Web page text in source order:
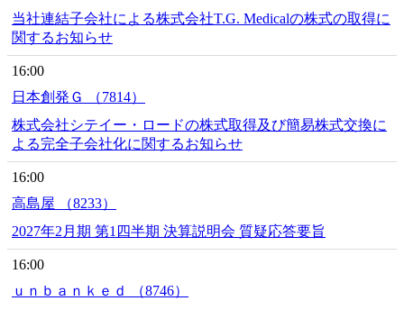
当社連結子会社による株式会社T.G. Medicalの株式の取得に
関するお知らせ
16:00
日本創発Ｇ （7814）
株式会社シテイー・ロードの株式取得及び簡易株式交換に
よる完全子会社化に関するお知らせ
16:00
高島屋 （8233）
2027年2月期 第1四半期 決算説明会 質疑応答要旨
16:00
ｕｎｂａｎｋｅｄ （8746）